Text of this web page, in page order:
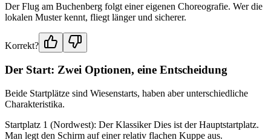
Der Flug am Buchenberg folgt einer eigenen Choreografie. Wer die
lokalen Muster kennt, fliegt länger und sicherer.
Korrekt?
Der Start: Zwei Optionen, eine Entscheidung
Beide Startplätze sind Wiesenstarts, haben aber unterschiedliche
Charakteristika.
Startplatz 1 (Nordwest): Der Klassiker Dies ist der Hauptstartplatz.
Man legt den Schirm auf einer relativ flachen Kuppe aus.